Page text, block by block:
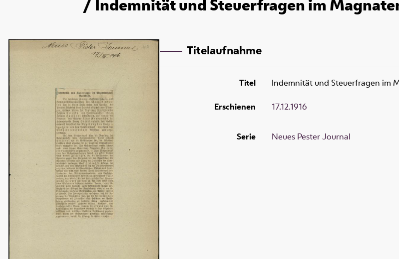
/ Indemnität und Steuerfragen im
Titelaufnahme
Titel Indemnität und Steuerfragen im
Erschienen 17.12.1916
Serie Neues Pester Journal